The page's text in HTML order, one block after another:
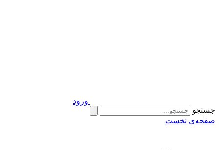
ورود
جستجو
صفحه‌ی نخست